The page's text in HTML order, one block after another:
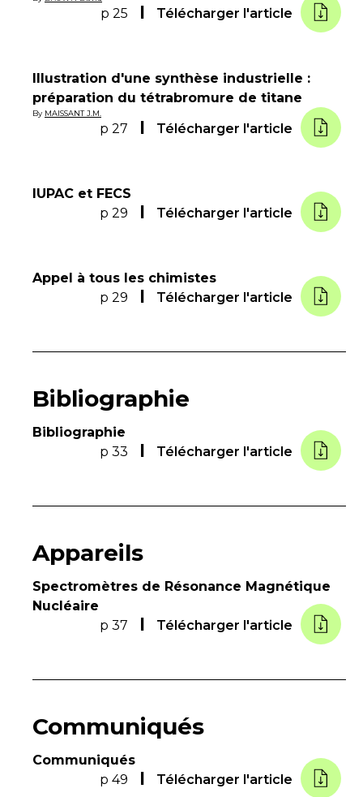
p 25 Télécharger l'article
Illustration d'une synthèse industrielle :
préparation du tétrabromure de titane
By MAISSANT J.M.
p 27 Télécharger l'article
IUPAC et FECS
p 29
Télécharger l'article
Appel à tous les chimistes
p 29
Télécharger l'article
Bibliographie
Bibliographie
p 33
Télécharger l'article
Appareils
Spectromètres de Résonance Magnétique
Nucléaire
p 37
Télécharger l'article
Communiqués
Communiqués
p 49
Télécharger l'article